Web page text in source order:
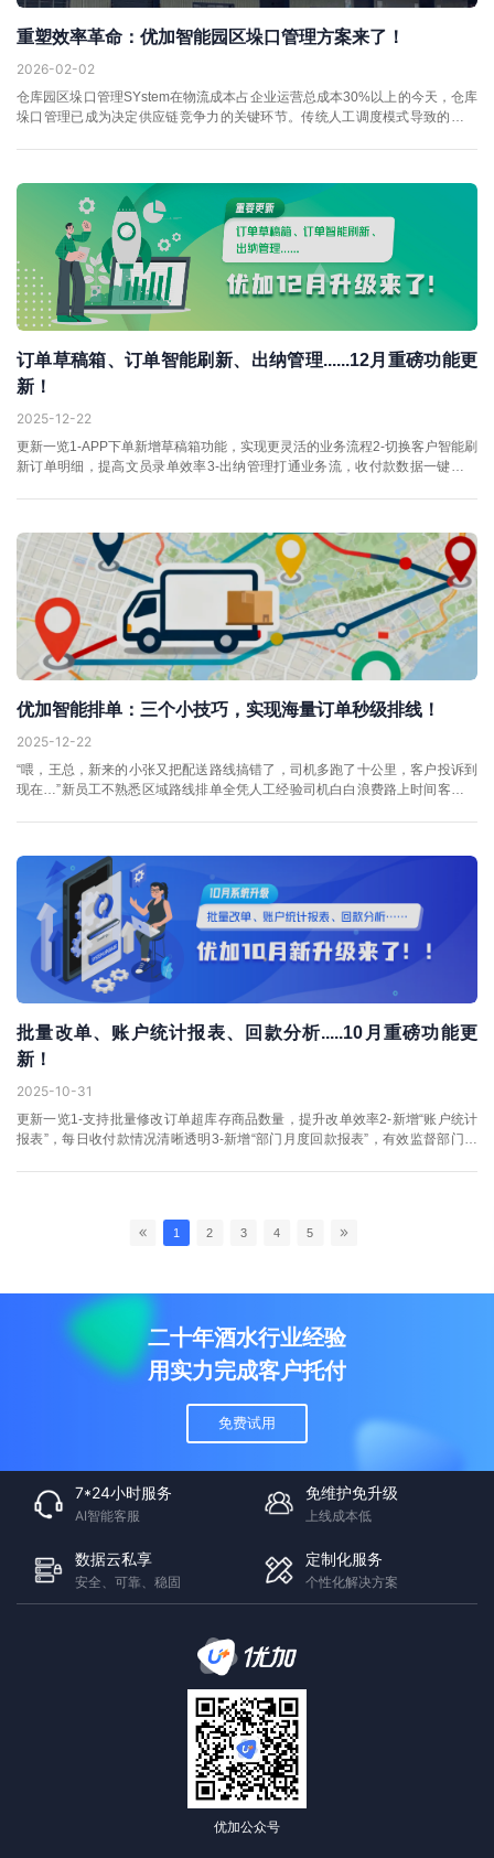
重塑效率革命：优加智能园区垛口管理方案来了！
2026-02-02
仓库园区垛口管理SYstem在物流成本占企业运营总成本30%以上的今天，仓库
垛口管理已成为决定供应链竞争力的关键环节。传统人工调度模式导致的装卸
订单草稿箱、订单智能刷新、出纳管理......12月重磅功能更
新！
2025-12-22
更新一览1-APP下单新增草稿箱功能，实现更灵活的业务流程2-切换客户智能刷
新订单明细，提高文员录单效率3-出纳管理打通业务流，收付款数据一键同步
优加智能排单：三个小技巧，实现海量订单秒级排线！
2025-12-22
“喂，王总，新来的小张又把配送路线搞错了，司机多跑了十公里，客户投诉到
现在…”新员工不熟悉区域路线排单全凭人工经验司机白白浪费路上时间客户投
批量改单、账户统计报表、回款分析.....10月重磅功能更
新！
2025-10-31
更新一览1-支持批量修改订单超库存商品数量，提升改单效率2-新增“账户统计
报表”，每日收付款情况清晰透明3-新增“部门月度回款报表”，有效监督部门回
1 2 3 4 5
二十年酒水行业经验
用实力完成客户托付
免费试用
7*24小时服务
AI智能客服
免维护免升级
上线成本低
数据云私享
安全、可靠、稳固
定制化服务
个性化解决方案
优加公众号